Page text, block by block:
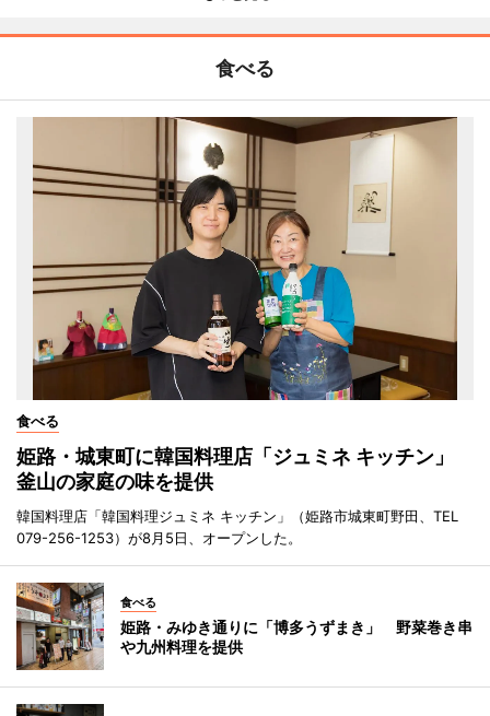
食べる
食べる
姫路・城東町に韓国料理店「ジュミネ キッチン」
釜山の家庭の味を提供
韓国料理店「韓国料理ジュミネ キッチン」（姫路市城東町野田、TEL
079-256-1253）が8月5日、オープンした。
食べる
姫路・みゆき通りに「博多うずまき」 野菜巻き串
や九州料理を提供